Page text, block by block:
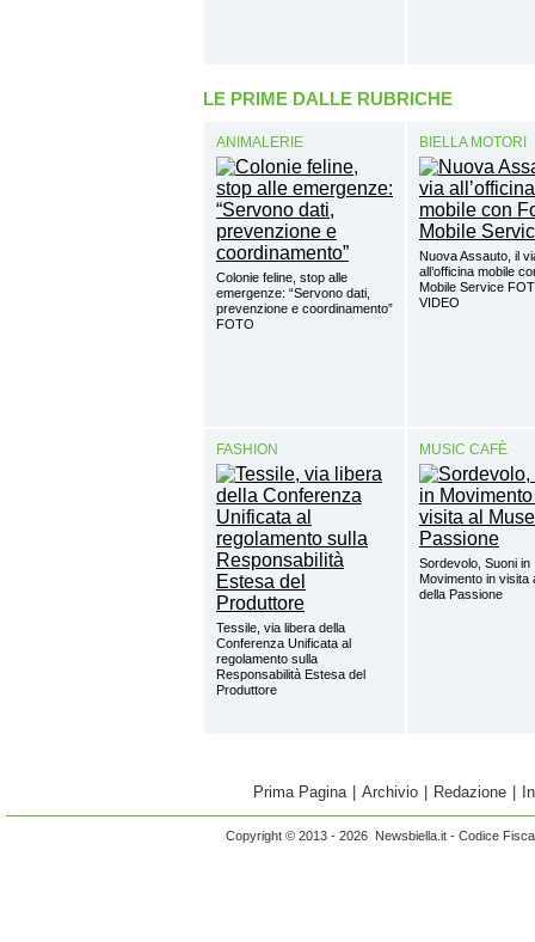
LE PRIME DALLE RUBRICHE
ANIMALERIE
Colonie feline, stop alle
emergenze: “Servono dati,
prevenzione e coordinamento”
FOTO
BIELLA MOTORI
Nuova Assauto, il
all’officina mobile
Mobile Service
VIDEO
FASHION
Tessile, via libera della
Conferenza Unificata al
regolamento sulla
Responsabilità Estesa del
Produttore
MUSIC CAFÈ
Sordevolo, Suoni in
Movimento in visita
della Passione
Prima Pagina Archivio Redazione
Copyright © 2013 - 2026 Newsbiella.it - Codice